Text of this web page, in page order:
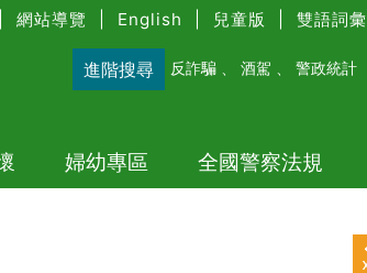
網站導覽 English 兒童版 雙語詞彙
進階搜尋 反詐騙 酒駕 警政統計
婦幼專區 全國警察法規